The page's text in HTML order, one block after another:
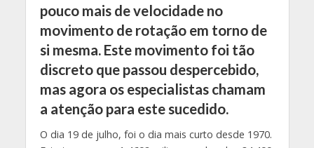
pouco mais de velocidade no
movimento de rotação em torno de
si mesma. Este movimento foi tão
discreto que passou despercebido,
mas agora os especialistas chamam
a atenção para este sucedido.
O dia 19 de julho, foi o dia mais curto desde 1970.